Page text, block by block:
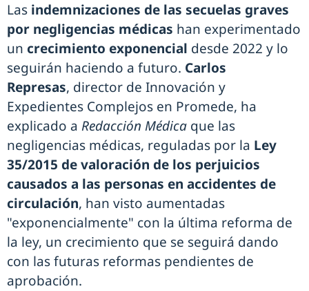
Las indemnizaciones de las secuelas graves
por negligencias médicas han experimentado
un crecimiento exponencial desde 2022 y lo
seguirán haciendo a futuro. Carlos
Represas, director de Innovación y
Expedientes Complejos en Promede, ha
explicado a Redacción Médica que las
negligencias médicas, reguladas por la Ley
35/2015 de valoración de los perjuicios
causados a las personas en accidentes de
circulación, han visto aumentadas
"exponencialmente" con la última reforma de
la ley, un crecimiento que se seguirá dando
con las futuras reformas pendientes de
aprobación.